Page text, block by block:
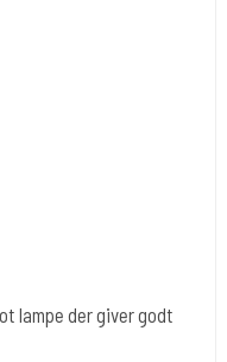
lampe der giver godt